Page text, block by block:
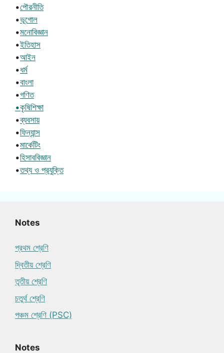
•পৌরনীতি
•ভূগোল
•মনোবিজ্ঞান
•ইতিহাস
•আইন
•ধর্ম
•বাংলা
•গণিত
•কৃষিশিক্ষা
•ব্যবসায়
•ফিন্যান্স
•মার্কেটিং
•হিসাববিজ্ঞান
•তথ্য ও প্রযুক্তি
Notes
প্রথম শ্রেণি
দ্বিতীয় শ্রেণি
তৃতীয় শ্রেণি
চতুর্থ শ্রেণি
পঞ্চম শ্রেণি (PSC)
Notes